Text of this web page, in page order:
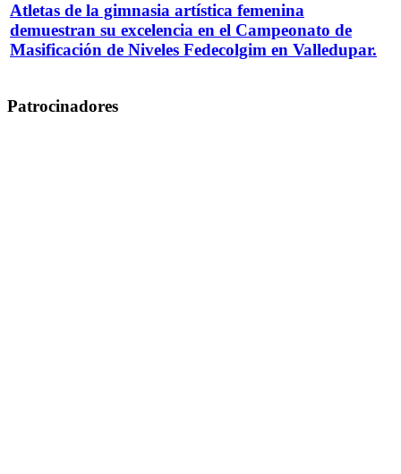
Atletas de la gimnasia artística femenina
demuestran su excelencia en el Campeonato de
Masificación de Niveles Fedecolgim en Valledupar.
Patrocinadores